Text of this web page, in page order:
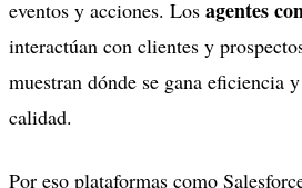
eventos y acciones. Los agentes
interactúan con clientes y
muestran dónde se gana eficiencia
calidad.
Por eso plataformas como